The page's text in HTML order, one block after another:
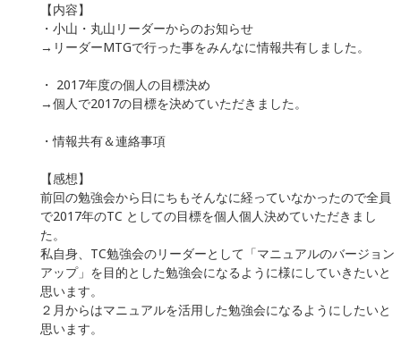
【内容】
・小山・丸山リーダーからのお知らせ
→リーダーMTGで行った事をみんなに情報共有しました。
・ 2017年度の個人の目標決め
→個人で2017の目標を決めていただきました。
・情報共有＆連絡事項
【感想】
前回の勉強会から日にちもそんなに経っていなかったので全員
で2017年のTC としての目標を個人個人決めていただきまし
た。
私自身、TC勉強会のリーダーとして「マニュアルのバージョン
アップ」を目的とした勉強会になるように様にしていきたいと
思います。
２月からはマニュアルを活用した勉強会になるようにしたいと
思います。